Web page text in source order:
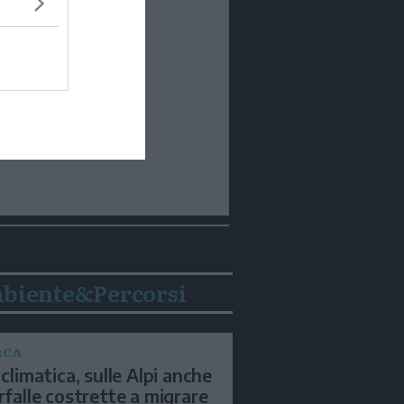
sulle Alpi anche
costrette a migrare